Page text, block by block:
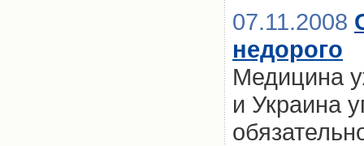
07.11.2008
недорого
Медицина
и Украина